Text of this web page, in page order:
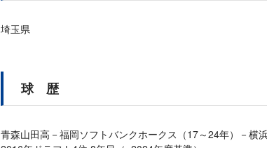
埼玉県
球 歴
青森山田高－福岡ソフトバンクホークス（17～24年）－横